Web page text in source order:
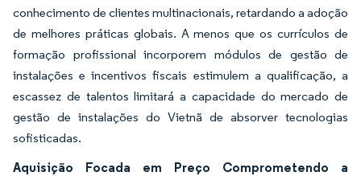
conhecimento de clientes multinacionais, retardando a adoção
de melhores práticas globais. A menos que os currículos de
formação profissional incorporem módulos de gestão de
instalações e incentivos fiscais estimulem a qualificação, a
escassez de talentos limitará a capacidade do mercado de
gestão de instalações do Vietnã de absorver tecnologias
sofisticadas.
Aquisição Focada em Preço Comprometendo a